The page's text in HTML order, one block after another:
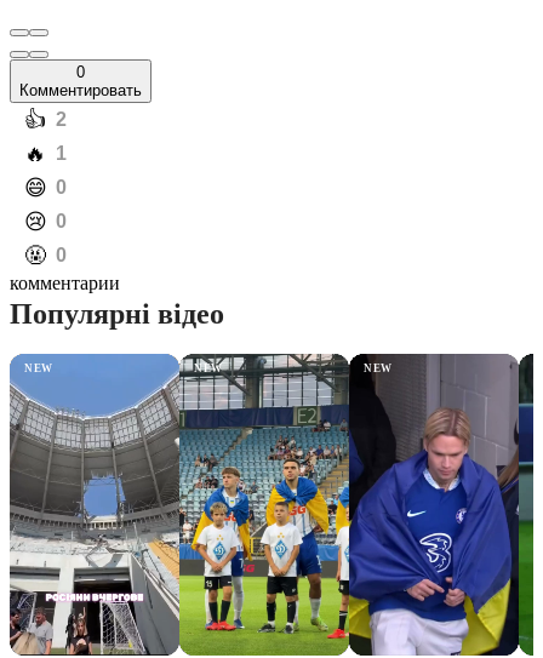
0
Комментировать
️👍 2
️🔥 1
️😄 0
️😢 0
️🤬 0
комментарии